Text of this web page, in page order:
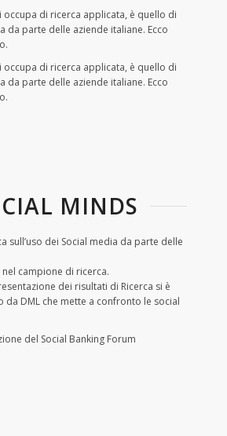
occupa di ricerca applicata, è quello di
da parte delle aziende italiane. Ecco
occupa di ricerca applicata, è quello di
da parte delle aziende italiane. Ecco
MINDS
sull’uso dei Social media da parte delle
campione di ricerca.
dei risultati di Ricerca si è
da DML che mette a confronto le social
del Social Banking Forum